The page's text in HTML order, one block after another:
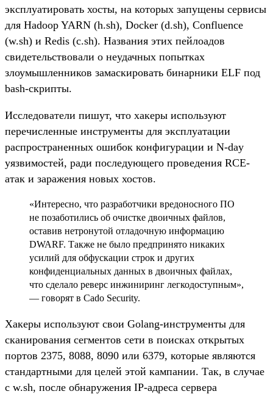
эксплуатировать хосты, на которых запущены сервисы
для Hadoop YARN (h.sh), Docker (d.sh), Confluence
(w.sh) и Redis (c.sh). Названия этих пейлоадов
свидетельствовали о неудачных попытках
злоумышленников замаскировать бинарники ELF под
bash-скрипты.
Исследователи пишут, что хакеры используют
перечисленные инструменты для эксплуатации
распространенных ошибок конфигурации и N-day
уязвимостей, ради последующего проведения RCE-
атак и заражения новых хостов.
«Интересно, что разработчики вредоносного ПО
не позаботились об очистке двоичных файлов,
оставив нетронутой отладочную информацию
DWARF. Также не было предпринято никаких
усилий для обфускации строк и других
конфиденциальных данных в двоичных файлах,
что сделало реверс инжиниринг легкодоступным»,
— говорят в Cado Security.
Хакеры используют свои Golang-инструменты для
сканирования сегментов сети в поисках открытых
портов 2375, 8088, 8090 или 6379, которые являются
стандартными для целей этой кампании. Так, в случае
с w.sh, после обнаружения IP-адреса сервера